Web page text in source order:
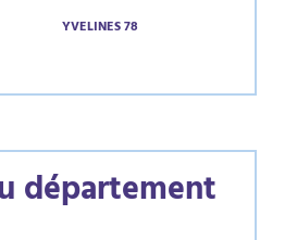
YVELINES 78
département